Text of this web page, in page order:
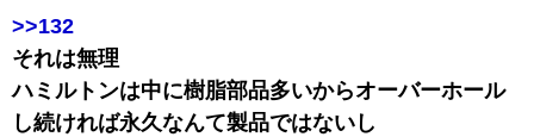
>>132
それは無理
ハミルトンは中に樹脂部品多いからオーバーホール
し続ければ永久なんて製品ではないし